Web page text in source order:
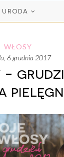
URODA
WŁOSY
6 grudnia 2017